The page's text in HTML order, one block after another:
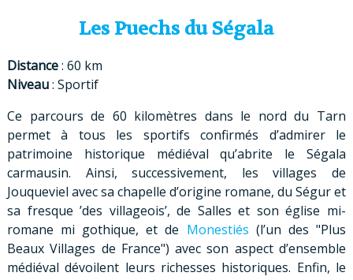
Les Puechs du Ségala
Distance: 60 km
Niveau: Sportif
Ce parcours de 60 kilomètres dans le nord du Tarn
permet à tous les sportifs confirmés d’admirer le
patrimoine historique médiéval qu’abrite le Ségala
carmausin. Ainsi, successivement, les villages de
Jouqueviel avec sa chapelle d’origine romane, du Ségur et
sa fresque ’des villageois’, de Salles et son église mi-
romane mi gothique, et de Monestiés (l’un des "Plus
Beaux Villages de France") avec son aspect d’ensemble
médiéval dévoilent leurs richesses historiques. Enfin, le